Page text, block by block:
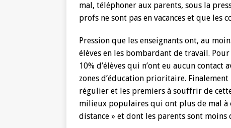
mal, téléphoner aux parents, sous la
profs ne sont pas en vacances et que les
Pression que les enseignants ont, au
élèves en les bombardant de travail.
10% d’élèves qui n’ont eu aucun
zones d’éducation prioritaire.
régulier et les premiers à souffrir de
milieux populaires qui ont plus de mal à
distance » et dont les parents sont